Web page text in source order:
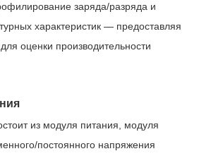
заряда/разряда и
характеристик — предоставляя
оценки производительности
из модуля питания, модуля
постоянного напряжения